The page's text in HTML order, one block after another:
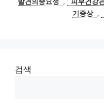
기증상 ,
검색